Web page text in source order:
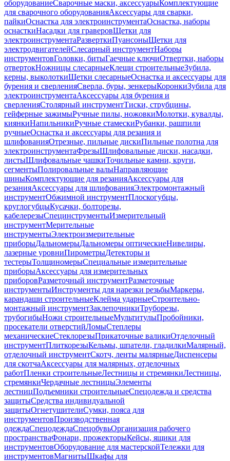
оборудованиеСварочные маски, аксессуарыКомплектующие
для сварочного оборудованияАксессуары для сварки,
пайкиОснастка для электроинструментаОснастка, наборы
оснасткиНасадки для граверовЩетки для
электроинструментаРазверткиПуансоныЩетки для
электродвигателейСлесарный инструментНаборы
инструментовГоловки, битыГаечные ключиОтвертки, наборы
отвертокНожницы слесарныеКлещи строительныеЗубила,
керны, выколоткиЩетки слесарныеОснастка и аксессуары для
бурения и сверленияСверла, буры, зенкерыКоронкиЗубила для
электроинструментаАксессуары для бурения и
сверленияСтолярный инструментТиски, струбцины,
гейферные зажимыРучные пилы, ножовкиМолотки, кувалды,
киянкиНапильникиРучные стамескиРубанки, рашпили
ручныеОснастка и аксессуары для резания и
шлифованияОтрезные, пильные дискиПильные полотна для
электроинструментаФрезыШлифовальные диски, насадки,
листыШлифовальные чашкиТочильные камни, круги,
сегментыПолировальные валыНаправляющие
шиныКомплектующие для резанияАксессуары для
резанияАксессуары для шлифованияЭлектромонтажный
инструментОбжимной инструментПлоскогубцы,
круглогубцыКусачки, болторезы,
кабелерезыСпецинструментыИзмерительный
инструментМерительные
инструментыЭлектроизмерительные
приборыДальномерыДальномеры оптическиеНивелиры,
лазерные уровниПирометрыДетекторы и
тестерыТолщиномерыСпециальные измерительные
приборыАксессуары для измерительных
приборовРазметочный инструментРазметочные
инструментыИнструменты для нарезки резьбыМаркеры,
карандаши строительныеКлейма ударныеСтроительно-
монтажный инструментЗаклепочникиТруборезы,
трубогибыНожи строительныеМультитулыПробойники,
просекатели отверстийЛомыСтеплеры
механическиеСтеклорезыПрикаточные валикиОтделочный
инструментПлиткорезыКельмы, шпатели, гладилкиМалярный,
отделочный инструментСкотч, ленты малярныеДиспенсеры
для скотчаАксессуары для малярных, отделочных
работПленки строительныеЛестницы и стремянкиЛестницы,
стремянкиЧердачные лестницыЭлементы
лестницПодъемники строительныеСпецодежда и средства
защитыСредства индивидуальной
защитыОгнетушителиСумки, пояса для
инструментовПроизводственная
одеждаСпецодеждаСпецобувьОрганизация рабочего
пространстваФонари, прожекторыКейсы, ящики для
инструментовОборудование для мастерскойТележки для
инструментовМагнитыШкафы для